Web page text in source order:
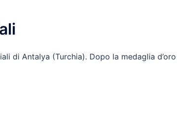
di Antalya (Turchia). Dopo la medaglia